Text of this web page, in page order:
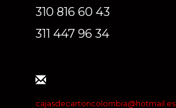
310 816 60 43
311 447 96 34
cajasdecartoncolombia@hotmail.es